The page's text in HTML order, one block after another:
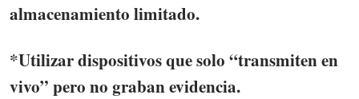
almacenamiento limitado.
*Utilizar dispositivos que solo “transmiten en
vivo” pero no graban evidencia.